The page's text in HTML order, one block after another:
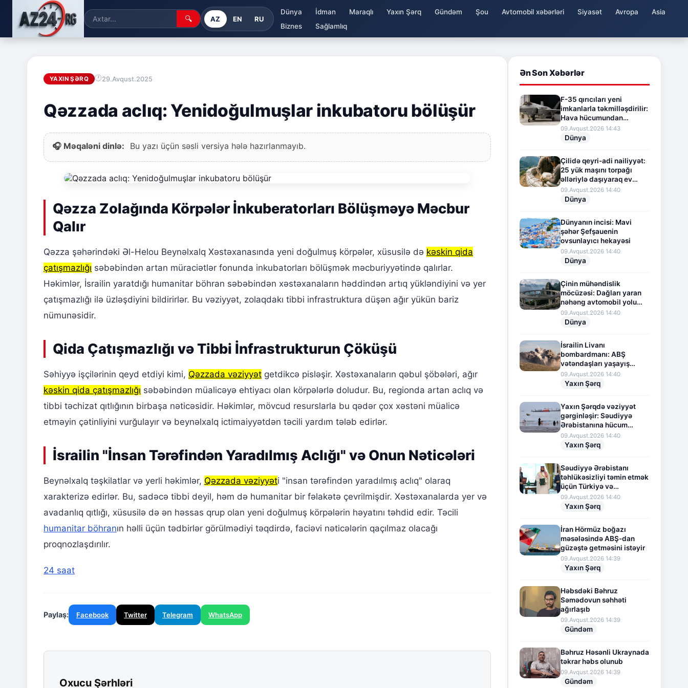
🔍 AZ EN RU
Dünya İdman Maraqlı Yaxın Şərq Gündəm Şou Avtomobil xəbərləri Siyasət Avropa
Asia
Biznes
Sağlamlıq
YAXIN ŞƏRQ 29.Avqust.2025
Qəzzada aclıq: Yenidoğulmuşlar inkubatoru bölüşür
🎧 Məqaləni dinlə: Bu yazı üçün səsli versiya hələ hazırlanmayıb.
Qəzza Zolağında Körpələr İnkuberatorları Bölüşməyə Məcbur
Qalır
Qəzza şəhərindəki Əl-Helou Beynəlxalq Xəstəxanasında yeni doğulmuş körpələr, xüsusilə də kəskin qida
çatışmazlığı səbəbindən artan müraciətlər fonunda inkubatorları bölüşmək məcburiyyətində qalırlar.
Həkimlər, İsrailin yaratdığı humanitar böhran səbəbindən xəstəxanaların həddindən artıq yükləndiyini və yer
çatışmazlığı ilə üzləşdiyini bildirirlər. Bu vəziyyət, zolaqdakı tibbi infrastruktura düşən ağır yükün bariz
nümunəsidir.
Qida Çatışmazlığı və Tibbi İnfrastrukturun Çöküşü
Səhiyyə işçilərinin qeyd etdiyi kimi, Qəzzada vəziyyət getdikcə pisləşir. Xəstəxanaların qəbul şöbələri, ağır
kəskin qida çatışmazlığı səbəbindən müalicəyə ehtiyacı olan körpələrlə doludur. Bu, regionda artan aclıq və
tibbi təchizat qıtlığının birbaşa nəticəsidir. Həkimlər, mövcud resurslarla bu qədər çox xəstəni müalicə
etməyin çətinliyini vurğulayır və beynəlxalq ictimaiyyətdən təcili yardım tələb edirlər.
İsrailin "İnsan Tərəfindən Yaradılmış Aclığı" və Onun Nəticələri
Beynəlxalq təşkilatlar və yerli həkimlər, Qəzzada vəziyyəti "insan tərəfindən yaradılmış aclıq" olaraq
xarakterizə edirlər. Bu, sadəcə tibbi deyil, həm də humanitar bir fəlakətə çevrilmişdir. Xəstəxanalarda yer və
avadanlıq qıtlığı, xüsusilə də ən həssas qrup olan yeni doğulmuş körpələrin həyatını təhdid edir. Təcili
humanitar böhranın həlli üçün tədbirlər görülmədiyi təqdirdə, faciəvi nəticələrin qaçılmaz olacağı
proqnozlaşdırılır.
24 saat
Paylaş: Facebook Twitter Telegram WhatsApp
Oxucu Şərhləri
Ən Son Xəbərlər
F-35 qırıcıları yeni
imkanlarla təkmilləşdirilir:
Hava hücumundan
müdafiə sistemi
gücləndirilir
09.Avqust.2026 14:43
Dünya
Çilidə qeyri-adi nailiyyət:
25 yük maşını torpağı
əlləriylə daşıyaraq ev
tikdilər
09.Avqust.2026 14:40
Dünya
Dünyanın incisi: Mavi
şəhər Şefşauenin
ovsunlayıcı hekayəsi
09.Avqust.2026 14:40
Dünya
Çinin mühəndislik
möcüzəsi: Dağları yaran
nəhəng avtomobil yolu
layihəsi
09.Avqust.2026 14:40
Dünya
İsrailin Livanı
bombardmanı: ABŞ
vətəndaşları yaşayış
yerlərini itirməkdən
narahatdır
09.Avqust.2026 14:40
Yaxın Şərq
Yaxın Şərqdə vəziyyət
gərginləşir: Səudiyyə
Ərəbistanına hücum
təhdidi
09.Avqust.2026 14:40
Yaxın Şərq
Səudiyyə Ərəbistanı
təhlükəsizliyi təmin etmək
üçün Türkiyə və
Pakistanla hərbi
əməkdaşlığı genişləndirir
09.Avqust.2026 14:40
Yaxın Şərq
İran Hörmüz boğazı
məsələsində ABŞ-dan
güzəştə getməsini istəyir
09.Avqust.2026 14:39
Yaxın Şərq
Həbsdəki Bəhruz
Səmədovun səhhəti
ağırlaşıb
09.Avqust.2026 14:39
Gündəm
Bəhruz Həsənli Ukraynada
təkrar həbs olunub
09.Avqust.2026 14:39
Gündəm